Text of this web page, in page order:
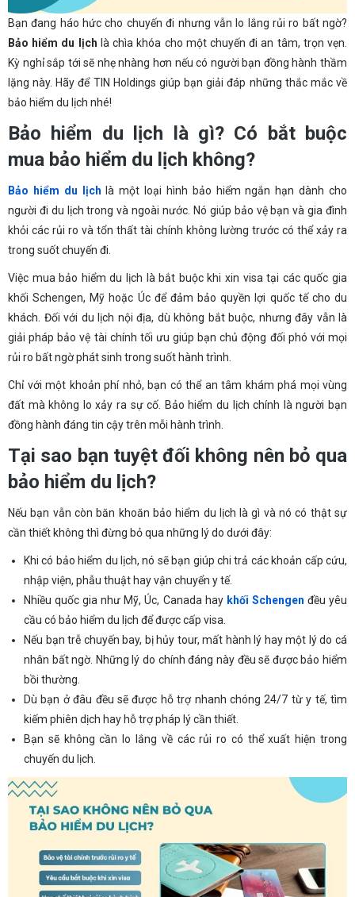
Bạn đang háo hức cho chuyến đi nhưng vẫn lo lắng rủi ro bất ngờ?
Bảo hiểm du lịch là chìa khóa cho một chuyến đi an tâm, trọn vẹn.
Kỳ nghỉ sắp tới sẽ nhẹ nhàng hơn nếu có người bạn đồng hành thầm
lặng này. Hãy để TIN Holdings giúp bạn giải đáp những thắc mắc về
bảo hiểm du lịch nhé!
Bảo hiểm du lịch là gì? Có bắt buộc
mua bảo hiểm du lịch không?
Bảo hiểm du lịch là một loại hình bảo hiểm ngắn hạn dành cho
người đi du lịch trong và ngoài nước. Nó giúp bảo vệ bạn và gia đình
khỏi các rủi ro và tổn thất tài chính không lường trước có thể xảy ra
trong suốt chuyến đi.
Việc mua bảo hiểm du lịch là bắt buộc khi xin visa tại các quốc gia
khối Schengen, Mỹ hoặc Úc để đảm bảo quyền lợi quốc tế cho du
khách. Đối với du lịch nội địa, dù không bắt buộc, nhưng đây vẫn là
giải pháp bảo vệ tài chính tối ưu giúp bạn chủ động đối phó với mọi
rủi ro bất ngờ phát sinh trong suốt hành trình.
Chỉ với một khoản phí nhỏ, bạn có thể an tâm khám phá mọi vùng
đất mà không lo xảy ra sự cố. Bảo hiểm du lịch chính là người bạn
đồng hành đáng tin cậy trên mỗi hành trình.
Tại sao bạn tuyệt đối không nên bỏ qua
bảo hiểm du lịch?
Nếu bạn vẫn còn băn khoăn bảo hiểm du lịch là gì và nó có thật sự
cần thiết không thì đừng bỏ qua những lý do dưới đây:
Khi có bảo hiểm du lịch, nó sẽ bạn giúp chi trả các khoản cấp cứu,
nhập viện, phẫu thuật hay vận chuyển y tế.
Nhiều quốc gia như Mỹ, Úc, Canada hay khối Schengen đều yêu
cầu có bảo hiểm du lịch để được cấp visa.
Nếu bạn trễ chuyến bay, bị hủy tour, mất hành lý hay một lý do cá
nhân bất ngờ. Những lý do chính đáng này đều sẽ được bảo hiểm
bồi thường.
Dù bạn ở đâu đều sẽ được hỗ trợ nhanh chóng 24/7 từ y tế, tìm
kiếm phiên dịch hay hỗ trợ pháp lý cần thiết.
Bạn sẽ không cần lo lắng về các rủi ro có thể xuất hiện trong
chuyến du lịch.